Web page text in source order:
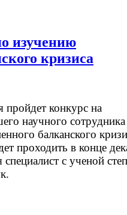
изучению
кризиса
пройдет конкурс на
научного
балканского
проходить в конце
с ученой